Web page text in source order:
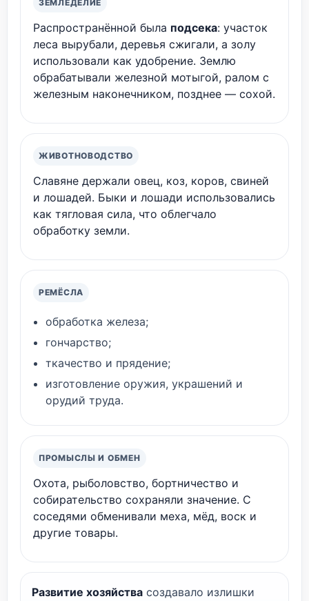
ЗЕМЛЕДЕЛИЕ
Распространённой была подсека: участок
леса вырубали, деревья сжигали, а золу
использовали как удобрение. Землю
обрабатывали железной мотыгой, ралом с
железным наконечником, позднее — сохой.
ЖИВОТНОВОДСТВО
Славяне держали овец, коз, коров, свиней
и лошадей. Быки и лошади использовались
как тягловая сила, что облегчало
обработку земли.
РЕМЁСЛА
обработка железа;
гончарство;
ткачество и прядение;
изготовление оружия, украшений и
орудий труда.
ПРОМЫСЛЫ И ОБМЕН
Охота, рыболовство, бортничество и
собирательство сохраняли значение. С
соседями обменивали меха, мёд, воск и
другие товары.
Развитие хозяйства создавало излишки